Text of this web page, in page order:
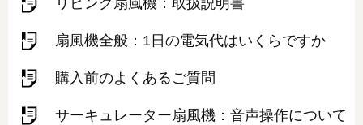
リビング扇風機：取扱説明書
扇風機全般：1日の電気代はいくらですか
購入前のよくあるご質問
サーキュレーター扇風機：音声操作について